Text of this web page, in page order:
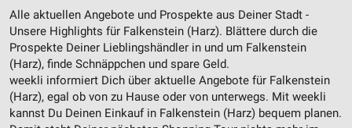
Alle aktuellen Angebote und Prospekte aus Deiner Stadt -
Unsere Highlights für Falkenstein (Harz). Blättere durch die
Prospekte Deiner Lieblingshändler in und um Falkenstein
(Harz), finde Schnäppchen und spare Geld.
weekli informiert Dich über aktuelle Angebote für Falkenstein
(Harz), egal ob von zu Hause oder von unterwegs. Mit weekli
kannst Du Deinen Einkauf in Falkenstein (Harz) bequem planen.